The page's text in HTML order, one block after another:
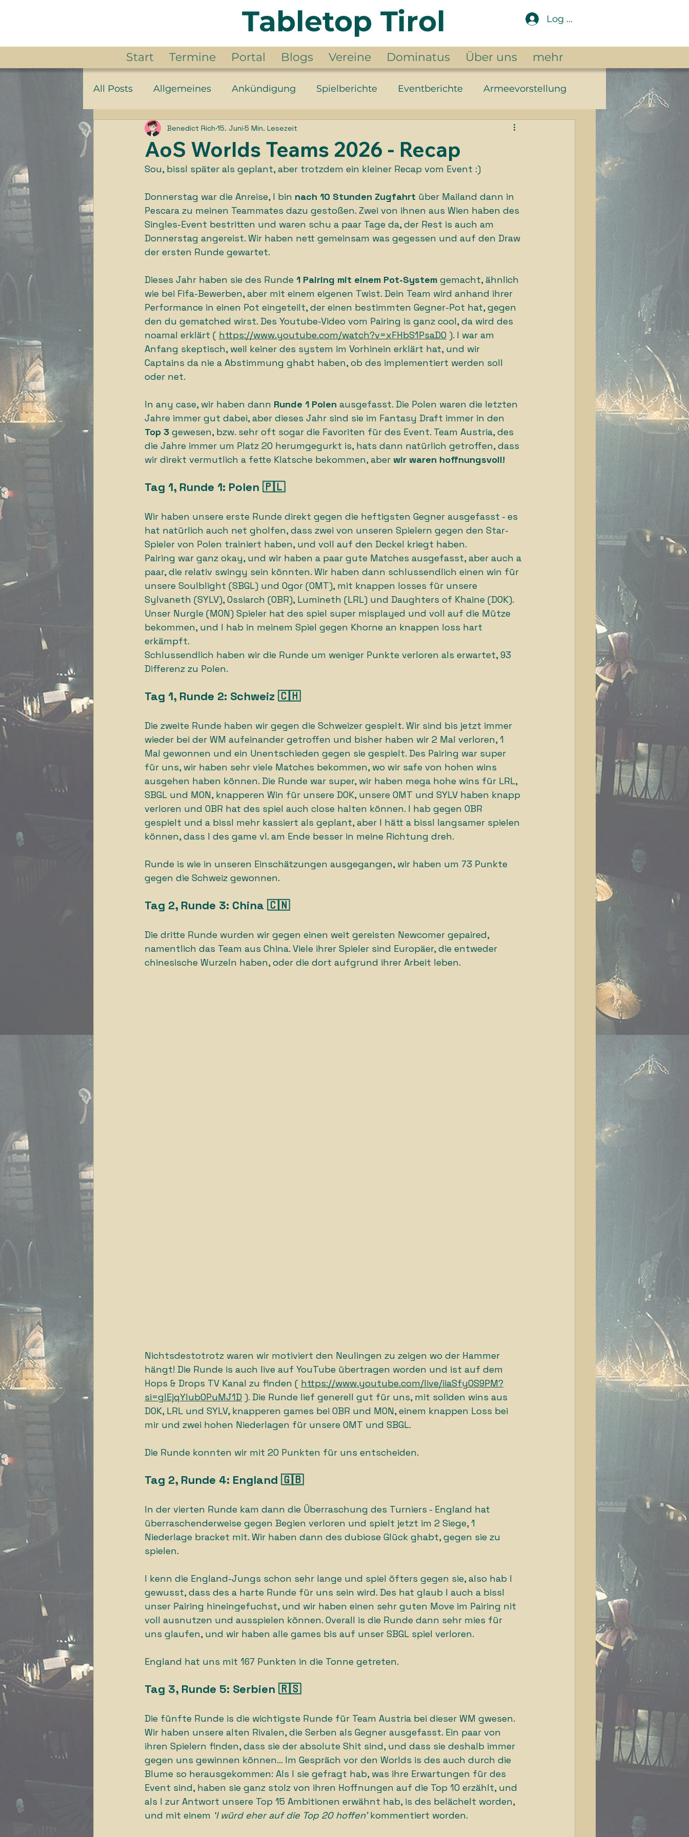
Tabletop Tirol Log In
Start Termine Portal Blogs Vereine Dominatus Über uns mehr
All Posts Allgemeines Ankündigung Spielberichte Eventberichte Armeevorstellung
Story Herr der Ringe Jahr der Fantasy
AoS Worlds Teams 2026 - Recap
Benedict Rich 15. Juni 5 Min. Lesezeit
Sou, bissl später als geplant, aber trotzdem ein kleiner Recap vom Event :)
Donnerstag war die Anreise, I bin nach 10 Stunden Zugfahrt über Mailand dann in
Pescara zu meinen Teammates dazu gestoßen. Zwei von ihnen aus Wien haben des
Singles-Event bestritten und waren schu a paar Tage da, der Rest is auch am
Donnerstag angereist. Wir haben nett gemeinsam was gegessen und auf den Draw
der ersten Runde gewartet.
Dieses Jahr haben sie des Runde 1 Pairing mit einem Pot-System gemacht, ähnlich
wie bei Fifa-Bewerben, aber mit einem eigenen Twist. Dein Team wird anhand ihrer
Performance in einen Pot eingeteilt, der einen bestimmten Gegner-Pot hat, gegen
den du gematched wirst. Des Youtube-Video vom Pairing is ganz cool, da wird des
noamal erklärt ( https://www.youtube.com/watch?v=xFHbS1PsaD0 ). I war am
Anfang skeptisch, weil keiner des system im Vorhinein erklärt hat, und wir
Captains da nie a Abstimmung ghabt haben, ob des implementiert werden soll
oder net.
In any case, wir haben dann Runde 1 Polen ausgefasst. Die Polen waren die letzten
Jahre immer gut dabei, aber dieses Jahr sind sie im Fantasy Draft immer in den
Top 3 gewesen, bzw. sehr oft sogar die Favoriten für des Event. Team Austria, des
die Jahre immer um Platz 20 herumgegurkt is, hats dann natürlich getroffen, dass
wir direkt vermutlich a fette Klatsche bekommen, aber wir waren hoffnungsvoll!
Tag 1, Runde 1: Polen 🇵🇱
Wir haben unsere erste Runde direkt gegen die heftigsten Gegner ausgefasst - es
hat natürlich auch net gholfen, dass zwei von unseren Spielern gegen den Star-
Spieler von Polen trainiert haben, und voll auf den Deckel kriegt haben.
Pairing war ganz okay, und wir haben a paar gute Matches ausgefasst, aber auch a
paar, die relativ swingy sein könnten. Wir haben dann schlussendlich einen win für
unsere Soulblight (SBGL) und Ogor (OMT), mit knappen losses für unsere
Sylvaneth (SYLV), Ossiarch (OBR), Lumineth (LRL) und Daughters of Khaine (DOK).
Unser Nurgle (MON) Spieler hat des spiel super misplayed und voll auf die Mütze
bekommen, und I hab in meinem Spiel gegen Khorne an knappen loss hart
erkämpft.
Schlussendlich haben wir die Runde um weniger Punkte verloren als erwartet, 93
Differenz zu Polen.
Tag 1, Runde 2: Schweiz 🇨🇭
Die zweite Runde haben wir gegen die Schweizer gespielt. Wir sind bis jetzt immer
wieder bei der WM aufeinander getroffen und bisher haben wir 2 Mal verloren, 1
Mal gewonnen und ein Unentschieden gegen sie gespielt. Des Pairing war super
für uns, wir haben sehr viele Matches bekommen, wo wir safe von hohen wins
ausgehen haben können. Die Runde war super, wir haben mega hohe wins für LRL,
SBGL und MON, knapperen Win für unsere DOK, unsere OMT und SYLV haben knapp
verloren und OBR hat des spiel auch close halten können. I hab gegen OBR
gespielt und a bissl mehr kassiert als geplant, aber I hätt a bissl langsamer spielen
können, dass I des game vl. am Ende besser in meine Richtung dreh.
Runde is wie in unseren Einschätzungen ausgegangen, wir haben um 73 Punkte
gegen die Schweiz gewonnen.
Tag 2, Runde 3: China 🇨🇳
Die dritte Runde wurden wir gegen einen weit gereisten Newcomer gepaired,
namentlich das Team aus China. Viele ihrer Spieler sind Europäer, die entweder
chinesische Wurzeln haben, oder die dort aufgrund ihrer Arbeit leben.
Nichtsdestotrotz waren wir motiviert den Neulingen zu zeigen wo der Hammer
hängt! Die Runde is auch live auf YouTube übertragen worden und ist auf dem
Hops & Drops TV Kanal zu finden ( https://www.youtube.com/live/iiaSfyOS9PM?
si=glEjqYlub0PuMJ1D ). Die Runde lief generell gut für uns, mit soliden wins aus
DOK, LRL und SYLV, knapperen games bei OBR und MON, einem knappen Loss bei
mir und zwei hohen Niederlagen für unsere OMT und SBGL.
Die Runde konnten wir mit 20 Punkten für uns entscheiden.
Tag 2, Runde 4: England 🇬🇧
In der vierten Runde kam dann die Überraschung des Turniers - England hat
überraschenderweise gegen Begien verloren und spielt jetzt im 2 Siege, 1
Niederlage bracket mit. Wir haben dann des dubiose Glück ghabt, gegen sie zu
spielen.
I kenn die England-Jungs schon sehr lange und spiel öfters gegen sie, also hab I
gewusst, dass des a harte Runde für uns sein wird. Des hat glaub I auch a bissl
unser Pairing hineingefuchst, und wir haben einen sehr guten Move im Pairing nit
voll ausnutzen und ausspielen können. Overall is die Runde dann sehr mies für
uns glaufen, und wir haben alle games bis auf unser SBGL spiel verloren.
England hat uns mit 167 Punkten in die Tonne getreten.
Tag 3, Runde 5: Serbien 🇷🇸
Die fünfte Runde is die wichtigste Runde für Team Austria bei dieser WM gwesen.
Wir haben unsere alten Rivalen, die Serben als Gegner ausgefasst. Ein paar von
ihren Spielern finden, dass sie der absolute Shit sind, und dass sie deshalb immer
gegen uns gewinnen können… Im Gespräch vor den Worlds is des auch durch die
Blume so herausgekommen: Als I sie gefragt hab, was ihre Erwartungen für des
Event sind, haben sie ganz stolz von ihren Hoffnungen auf die Top 10 erzählt, und
als I zur Antwort unsere Top 15 Ambitionen erwähnt hab, is des belächelt worden,
und mit einem ‘I würd eher auf die Top 20 hoffen’ kommentiert worden.